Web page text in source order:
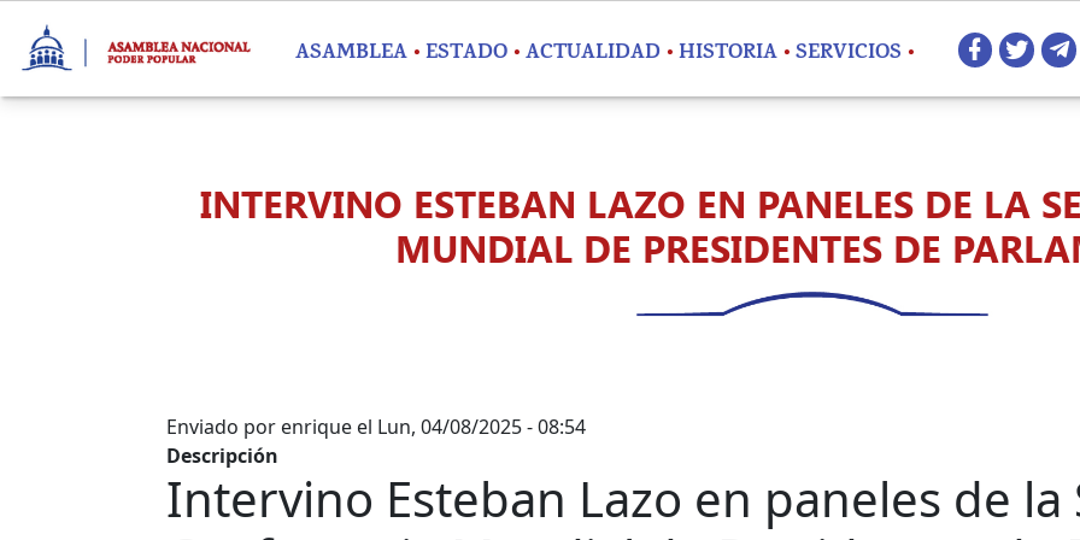
ASAMBLEA ESTADO ACTUALIDAD HISTORIA SERVICIOS
INTERVINO ESTEBAN LAZO EN PANELES DE LA
MUNDIAL DE PRESIDENTES DE
Enviado por enrique el Lun, 04/08/2025 - 08:54
Descripción
Intervino Esteban Lazo en paneles de la